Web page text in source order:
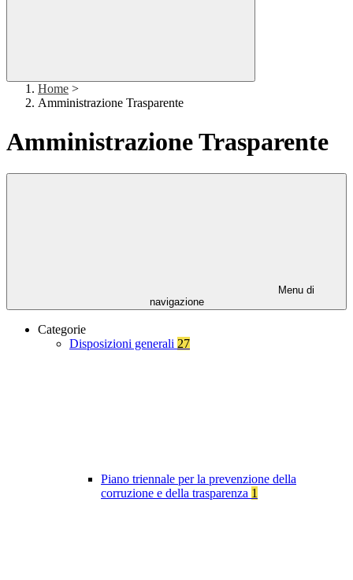
Home >
Amministrazione Trasparente
Amministrazione Trasparente
Menu di
navigazione
Categorie
Disposizioni generali 27
Piano triennale per la prevenzione della
corruzione e della trasparenza 1